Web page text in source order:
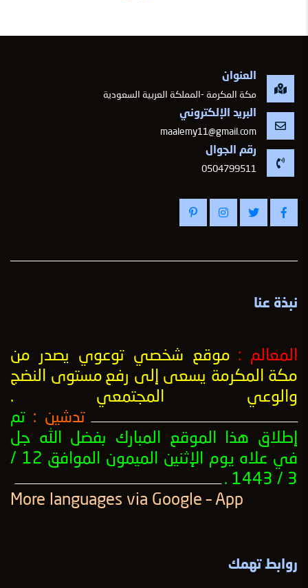
العنوان
مكة المكرمة -المملكة العربية السعودية
البريد الإلكتروني
maalemy11@gmail.com
رقم الجوال
0504799511
-
نبذة عنا
المعالم : موقع شخصي توعوي يصدر من
مكة المكرمة يسعى إلى رفع مستوى النضج
والوعي المجتمعي .
ــــــــــــــــــــــــــــــــــــــــــــــــــــــــــــــــــــــــــــــــــــــــــــــــــــ تدشين : تم
إطلاق هذا الموقع المبارك بفضل الله جل
في علاه يوم الإثنين الميمون الموافق 12 /
3 / 1443 .
ــــــــــــــــــــــــــــــــــــــــــــــــــــــــــــــــــــــــــــــــــــــــــــــــــــ
روابط تهمك